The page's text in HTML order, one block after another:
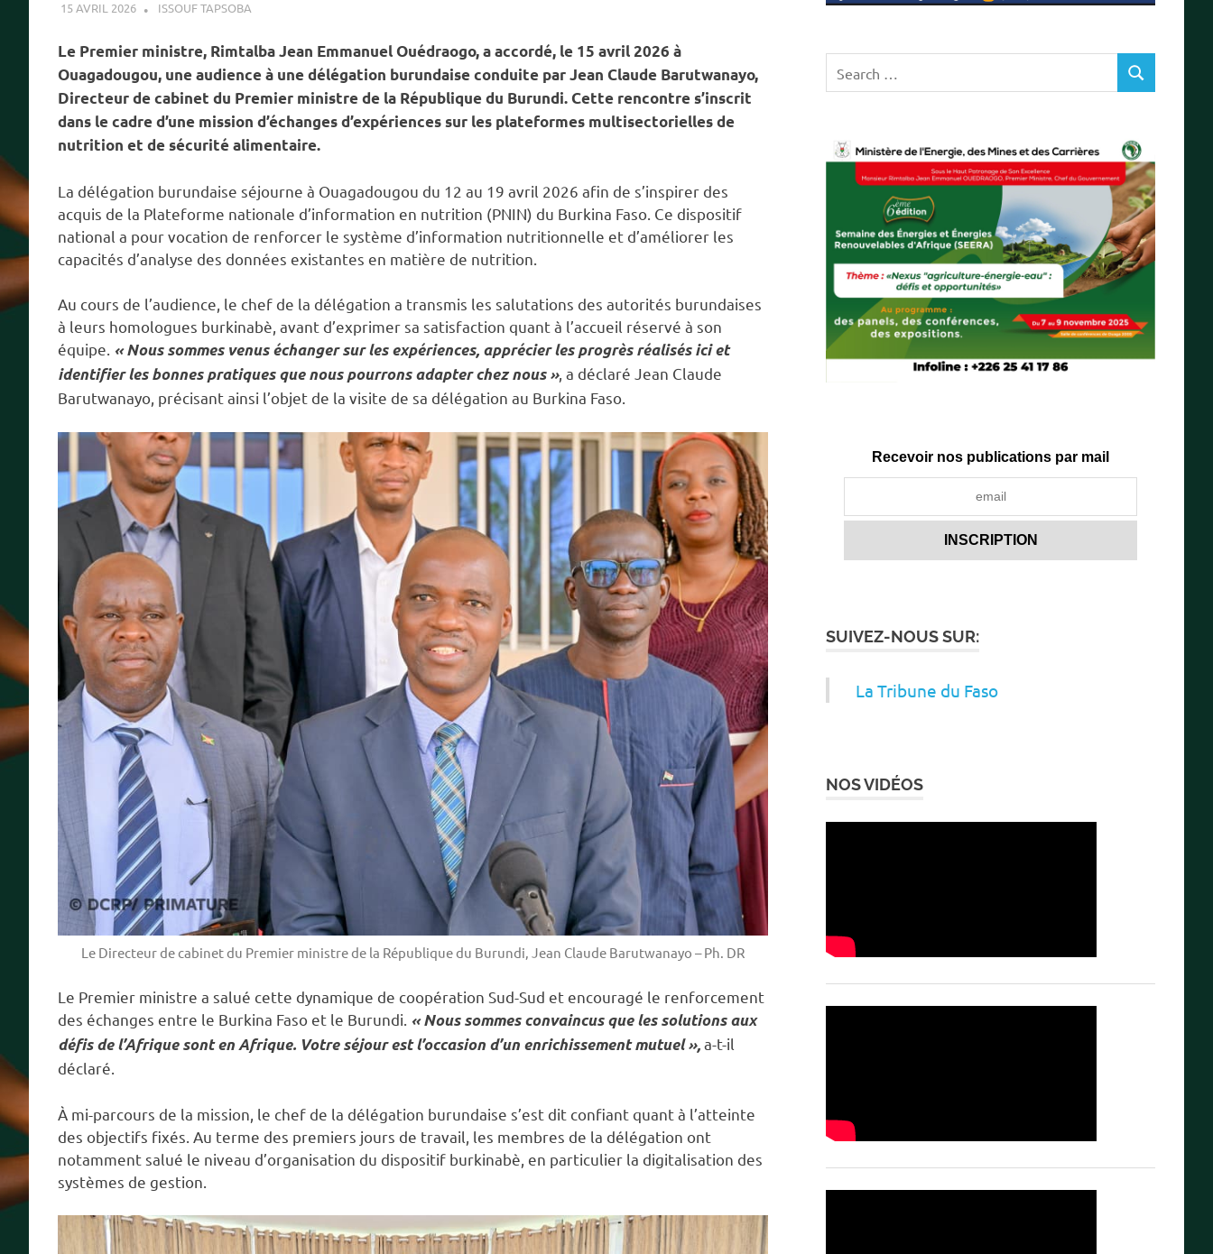
15 AVRIL 2026 ISSOUF TAPSOBA
Le Premier ministre, Rimtalba Jean Emmanuel Ouédraogo, a accordé, le 15 avril 2026 à
Ouagadougou, une audience à une délégation burundaise conduite par Jean Claude Barutwanayo,
Directeur de cabinet du Premier ministre de la République du Burundi. Cette rencontre s’inscrit
dans le cadre d’une mission d’échanges d’expériences sur les plateformes multisectorielles de
nutrition et de sécurité alimentaire.
La délégation burundaise séjourne à Ouagadougou du 12 au 19 avril 2026 afin de s’inspirer des
acquis de la Plateforme nationale d’information en nutrition (PNIN) du Burkina Faso. Ce dispositif
national a pour vocation de renforcer le système d’information nutritionnelle et d’améliorer les
capacités d’analyse des données existantes en matière de nutrition.
Au cours de l’audience, le chef de la délégation a transmis les salutations des autorités burundaises
à leurs homologues burkinabè, avant d’exprimer sa satisfaction quant à l’accueil réservé à son
équipe. « Nous sommes venus échanger sur les expériences, apprécier les progrès réalisés ici et
identifier les bonnes pratiques que nous pourrons adapter chez nous », a déclaré Jean Claude
Barutwanayo, précisant ainsi l’objet de la visite de sa délégation au Burkina Faso.
Le Directeur de cabinet du Premier ministre de la République du Burundi, Jean Claude Barutwanayo – Ph. DR
Le Premier ministre a salué cette dynamique de coopération Sud-Sud et encouragé le renforcement
des échanges entre le Burkina Faso et le Burundi. « Nous sommes convaincus que les solutions aux
défis de l’Afrique sont en Afrique. Votre séjour est l’occasion d’un enrichissement mutuel »,a-t-il
déclaré.
À mi-parcours de la mission, le chef de la délégation burundaise s’est dit confiant quant à l’atteinte
des objectifs fixés. Au terme des premiers jours de travail, les membres de la délégation ont
notamment salué le niveau d’organisation du dispositif burkinabè, en particulier la digitalisation des
systèmes de gestion.
for:
SEARCH
Recevoir nos publications par mail
SUIVEZ-NOUS SUR:
La Tribune du Faso
NOS VIDÉOS